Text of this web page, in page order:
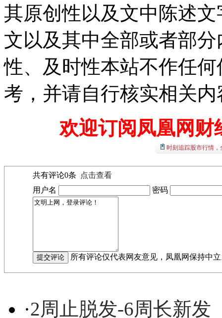
其原创性以及文中陈述
文以及其中全部或者部
性、及时性本站不作任
考，并请自行核实相关内
欢迎订阅凤凰网财
时刻追踪股市行情
共有评论0条
点击查看
用户名
密码
所有评论仅代表网友意见，凤凰网保持中
·2周止脱发-6周长新发